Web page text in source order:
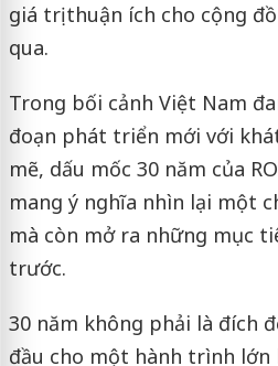
giá trị thuận ích cho cộng
qua.
Trong bối cảnh Việt Nam
đoạn phát triển mới với
mẽ, dấu mốc 30 năm của
mang ý nghĩa nhìn lại một
mà còn mở ra những mục
trước.
30 năm không phải là đích
đầu cho một hành trình lớn